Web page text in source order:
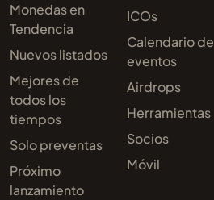
Monedas en
Tendencia
Nuevos listados
Mejores de
todos los
tiempos
Solo preventas
Próximo
lanzamiento
ICOs
Calendario de
eventos
Airdrops
Herramientas
Socios
Móvil